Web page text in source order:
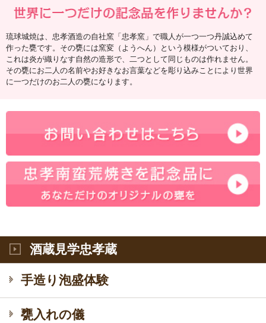
琉球城焼は、忠孝酒造の自社窯「忠孝窯」で職人が一つ一つ丹誠込めて
作った甕です。その甕には窯変（ようへん）という模様がついており、
これは炎が織りなす自然の造形で、二つとして同じものは作れません。
その甕にお二人の名前やお好きなお言葉などを彫り込みことにより世界
に一つだけのお二人の甕になります。
酒蔵見学忠孝蔵
手造り泡盛体験
甕入れの儀